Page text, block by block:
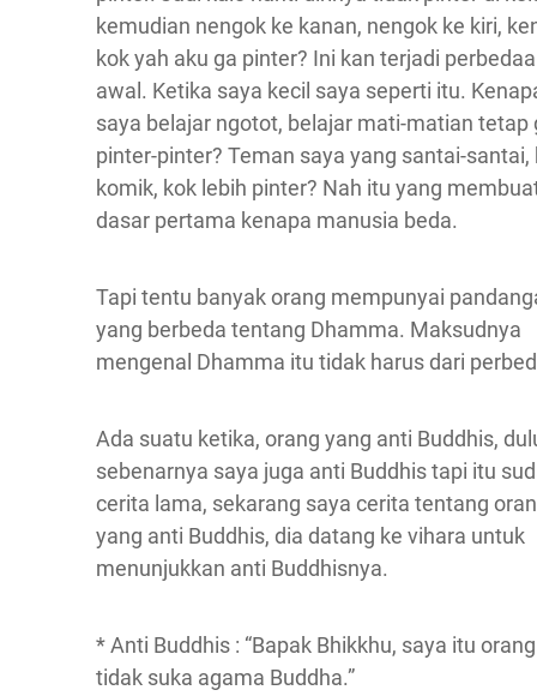
kemudian nengok ke kanan, nengok ke kiri,
kok yah aku ga pinter? Ini kan terjadi
awal. Ketika saya kecil saya seperti itu.
saya belajar ngotot, belajar mati-matian tetap
pinter-pinter? Teman saya yang santai-santai,
komik, kok lebih pinter? Nah itu yang
dasar pertama kenapa manusia beda.
Tapi tentu banyak orang mempunyai
yang berbeda tentang Dhamma. Maksudnya
mengenal Dhamma itu tidak harus dari
Ada suatu ketika, orang yang anti Buddhis,
sebenarnya saya juga anti Buddhis tapi itu
cerita lama, sekarang saya cerita tentang
yang anti Buddhis, dia datang ke vihara untuk
menunjukkan anti Buddhisnya.
* Anti Buddhis : “Bapak Bhikkhu, saya itu
tidak suka agama Buddha.”